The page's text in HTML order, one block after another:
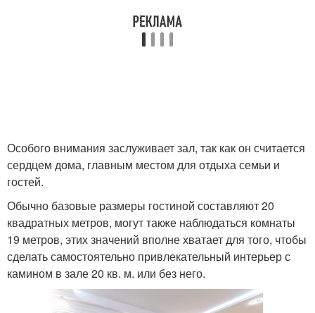
Особого внимания заслуживает зал, так как он считается
сердцем дома, главным местом для отдыха семьи и
гостей.
Обычно базовые размеры гостиной составляют 20
квадратных метров, могут также наблюдаться комнаты
19 метров, этих значений вполне хватает для того, чтобы
сделать самостоятельно привлекательный интерьер с
камином в зале 20 кв. м. или без него.